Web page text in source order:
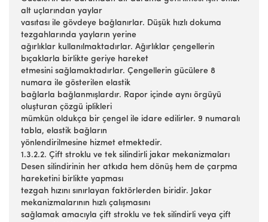
alt uçlarından yaylar
vasıtası ile gövdeye bağlanırlar. Düşük hızlı dokuma
tezgahlarında yayların yerine
ağırlıklar kullanılmaktadırlar. Ağırlıklar çengellerin
bıçaklarla birlikte geriye hareket
etmesini sağlamaktadırlar. Çengellerin gücülere 8
numara ile gösterilen elastik
bağlarla bağlanmışlardır. Rapor içinde aynı örgüyü
oluşturan çözgü iplikleri
mümkün oldukça bir çengel ile idare edilirler. 9 numaralı
tabla, elastik bağların
yönlendirilmesine hizmet etmektedir.
1.3.2.2. Çift stroklu ve tek silindirli jakar mekanizmaları
Desen silindirinin her atkıda hem dönüş hem de çarpma
hareketini birlikte yapması
tezgah hızını sınırlayan faktörlerden biridir. Jakar
mekanizmalarının hızlı çalışmasını
sağlamak amacıyla çift stroklu ve tek silindirli veya çift